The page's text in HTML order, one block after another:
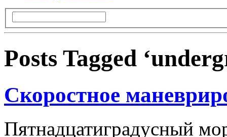
Posts Tagged
Скоростное
Пятнадцатиградусный